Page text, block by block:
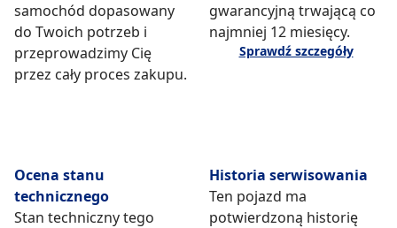
samochód dopasowany
do Twoich potrzeb i
przeprowadzimy Cię
przez cały proces zakupu.
gwarancyjną trwającą co
najmniej 12 miesięcy.
Sprawdź szczegóły
Ocena stanu
technicznego
Stan techniczny tego
Historia serwisowania
Ten pojazd ma
potwierdzoną historię